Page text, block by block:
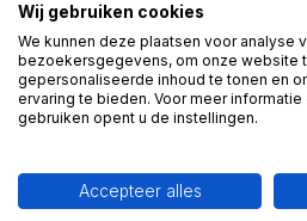
cadeau(114)
museumcollectie(80)
piet
Heeft u een vraag
kunstcadeau?
Wij gebruiken cookies
We kunnen deze plaatsen voor analyse
bezoekersgegevens, om onze website
gepersonaliseerde inhoud te tonen en
ervaring te bieden. Voor meer
gebruiken opent u de instellingen.
Accepteer alles